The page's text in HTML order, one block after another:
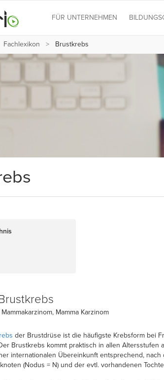
FÜR UNTERNEHMEN
Fachlexikon Brustkrebs
Mamma Karzinom
der Brustdrüse ist die häufigste Krebsform bei
Brustkrebs kommt praktisch in allen
internationalen Übereinkunft entsprechend,
(Nodus = N) und der evtl. vorhandenen